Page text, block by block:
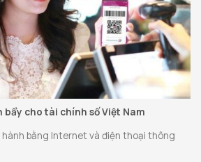
cho tài chính số Việt Nam
bằng Internet và điện thoại thông